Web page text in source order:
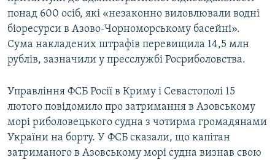
понад 600 осіб, які «незаконно виловлювали водні
біоресурси в Азово-Чорноморському басейні».
Сума накладених штрафів перевищила 14,5 млн
рублів, зазначили у пресслужбі Росриболовства.
Управління ФСБ Росії в Криму і Севастополі 15
лютого повідомило про затримання в Азовському
морі риболовецького судна з чотирма громадянами
України на борту. У ФСБ сказали, що капітан
затриманого в Азовському морі судна визнав свою